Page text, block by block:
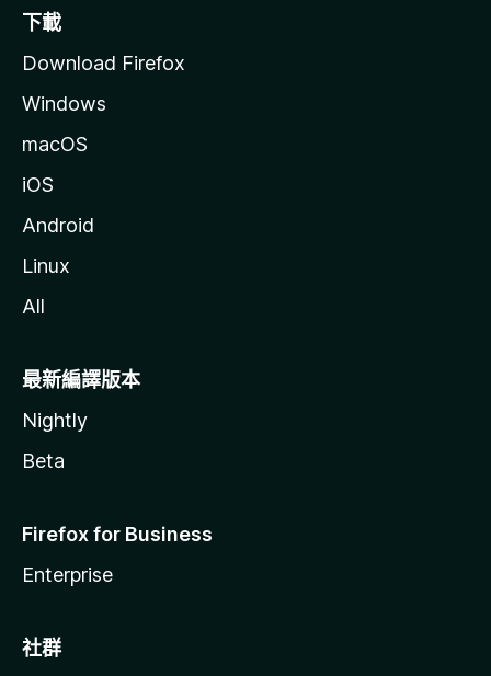
下載
Download Firefox
Windows
macOS
iOS
Android
Linux
All
最新編譯版本
Nightly
Beta
Firefox for Business
Enterprise
社群